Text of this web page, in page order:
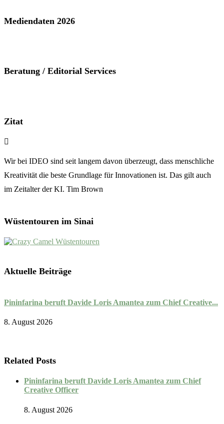
Mediendaten 2026
Beratung / Editorial Services
Zitat
Wir bei IDEO sind seit langem davon überzeugt, dass menschliche
Kreativität die beste Grundlage für Innovationen ist. Das gilt auch
im Zeitalter der KI. Tim Brown
Wüstentouren im Sinai
Aktuelle Beiträge
Pininfarina beruft Davide Loris Amantea zum Chief Creative...
8. August 2026
Related Posts
Pininfarina beruft Davide Loris Amantea zum Chief
Creative Officer
8. August 2026